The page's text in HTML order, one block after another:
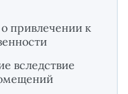
привлечении к
вследствие